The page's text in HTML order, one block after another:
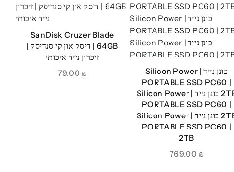
כונן נייד | Silicon Power
PORTABLE SSD PC60 |
2TB כונן נייד | Silicon Power
PORTABLE SSD PC60 |
2TB כונן נייד | Silicon Power
PORTABLE SSD PC60 |
2TB
₪
SanDisk Cruzer Blade
64GB | דיסק און קי סנדיסק |
זיכרון נייד איכותי
₪